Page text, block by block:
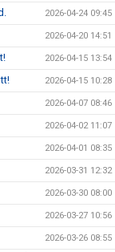
2026-04-24 09:45
2026-04-20 14:51
2026-04-15 13:54
2026-04-15 10:28
2026-04-07 08:46
2026-04-02 11:07
2026-04-01 08:35
2026-03-31 12:32
2026-03-30 08:00
2026-03-27 10:56
2026-03-26 08:55